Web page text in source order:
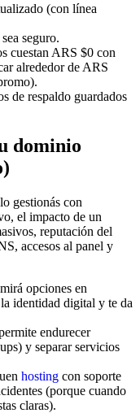
(con línea
seguro.
cuestan ARS $0 con
alrededor de ARS
de respaldo guardados
dominio
gestionás con
el impacto de un
reputación del
accesos al panel y
opciones en
identidad digital y te da
endurecer
y separar servicios
hosting con soporte
(porque cuando
claras).